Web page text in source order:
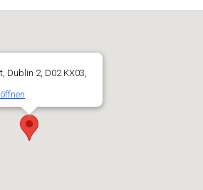
Dublin 2, D02 KX03,